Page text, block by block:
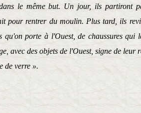
le même but. Un jour, ils partiront
pour rentrer du moulin. Plus tard, ils
qu'on porte à l'Ouest, de chaussures qui
avec des objets de l'Ouest, signe de leur
de verre ».